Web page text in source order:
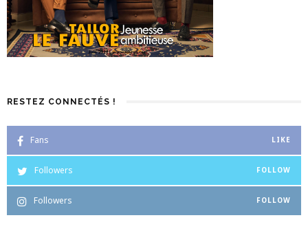
RESTEZ CONNECTÉS !
Fans LIKE
Followers FOLLOW
Followers FOLLOW